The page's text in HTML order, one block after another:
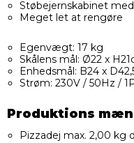
Støbejernskabinet
Meget let at rengøre
Egenvægt: 17 kg
Skålens mål: Ø22 x
Enhedsmål: B24 x
Strøm: 230V / 50Hz /
Produktions
Pizzadej max. 2,00 kg